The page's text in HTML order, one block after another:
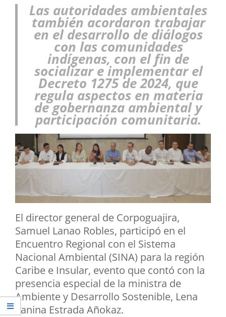
Las autoridades ambientales
también acordaron trabajar
en el desarrollo de diálogos
con las comunidades
indígenas, con el fin de
socializar e implementar el
Decreto 1275 de 2024, que
regula aspectos en materia
de gobernanza ambiental y
participación comunitaria.
El director general de Corpoguajira,
Samuel Lanao Robles, participó en el
Encuentro Regional con el Sistema
Nacional Ambiental (SINA) para la región
Caribe e Insular, evento que contó con la
presencia especial de la ministra de
Ambiente y Desarrollo Sostenible, Lena
Yanina Estrada Añokaz.